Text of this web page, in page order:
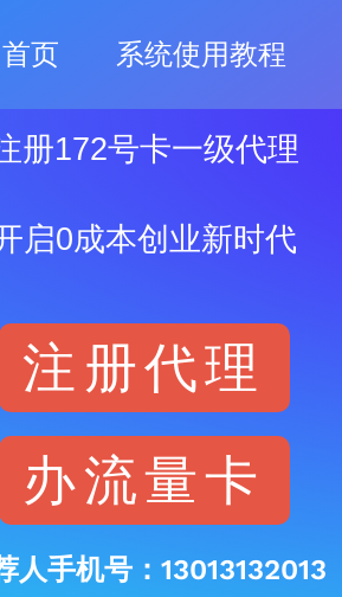
首页 系统使用教程
册172号卡一级代理
启0成本创业新时代
注册代理
办流量卡
人手机号：13013132013